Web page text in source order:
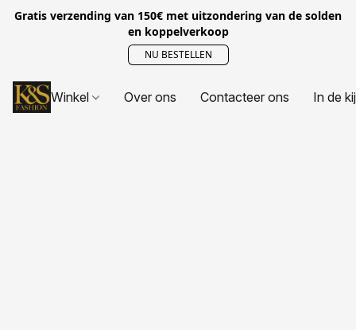
Gratis verzending van 150€ met uitzondering van de solden
en koppelverkoop
NU BESTELLEN
Winkel Over ons Contacteer ons In de